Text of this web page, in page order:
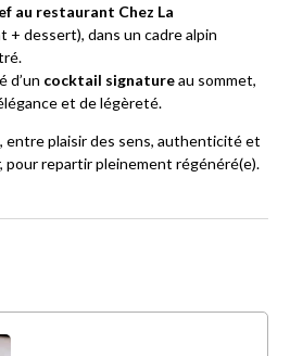
au restaurant Chez La
+ dessert), dans un cadre alpin
d’un cocktail signatureau sommet,
et de légèreté.
entre plaisir des sens, authenticité et
pour repartir pleinement régénéré(e).